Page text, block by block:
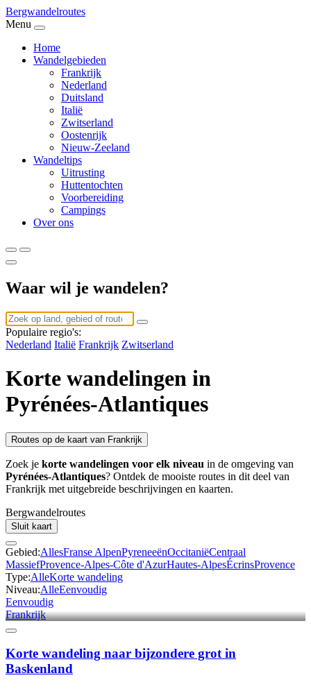
Bergwandelroutes
Menu
Home
Wandelgebieden
Frankrijk
Nederland
Duitsland
Italië
Zwitserland
Oostenrijk
Nieuw-Zeeland
Wandeltips
Uitrusting
Huttentochten
Voorbereiding
Campings
Over ons
Waar wil je wandelen?
Populaire regio's:
Nederland Italië Frankrijk Zwitserland
Korte wandelingen in
Pyrénées-Atlantiques
Routes op de kaart van Frankrijk
Zoek je korte wandelingen voor elk niveau in de omgeving van
Pyrénées-Atlantiques? Ontdek de mooiste routes in dit deel van
Frankrijk met uitgebreide beschrijvingen en kaarten.
Bergwandelroutes
Sluit kaart
Gebied:AllesFranse AlpenPyreneeënOccitaniëCentraal
MassiefProvence-Alpes-Côte d'AzurHautes-AlpesÉcrinsProvence
Type:AlleKorte wandeling
Niveau:AlleEenvoudig
Eenvoudig
Frankrijk
Korte wandeling naar bijzondere grot in
Baskenland